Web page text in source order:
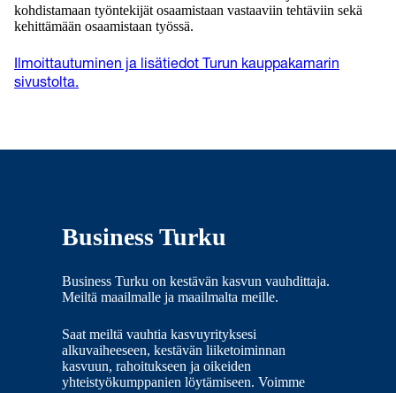
kohdistamaan työntekijät osaamistaan vastaaviin tehtäviin sekä
kehittämään osaamistaan työssä.
Ilmoittautuminen ja lisätiedot Turun kauppakamarin
sivustolta.
Business Turku
Business Turku on kestävän kasvun vauhdittaja.
Meiltä maailmalle ja maailmalta meille.
Saat meiltä vauhtia kasvuyrityksesi
alkuvaiheeseen, kestävän liiketoiminnan
kasvuun, rahoitukseen ja oikeiden
yhteistyökumppanien löytämiseen. Voimme